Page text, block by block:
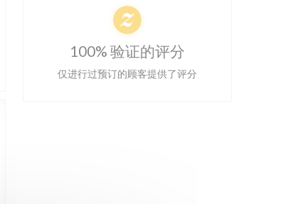
100% 验证的评分
仅进行过预订的顾客提供了评分